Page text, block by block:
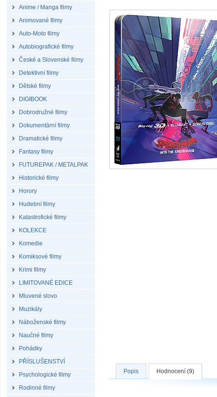
Anime / Manga filmy
Animované filmy
Auto-Moto filmy
Autobiografické filmy
České a Slovenské filmy
Detektivní filmy
Dětské filmy
DIGIBOOK
Dobrodružné filmy
Dokumentární filmy
Dramatické filmy
Fantasy filmy
FUTUREPAK / METALPAK
Historické filmy
Horory
Hudební filmy
Katastrofické filmy
KOLEKCE
Komedie
Komiksové filmy
Krimi filmy
LIMITOVANÉ EDICE
Mluvené slovo
Muzikály
Náboženské filmy
Naučné filmy
Pohádky
PŘÍSLUŠENSTVÍ
Psychologické filmy
Rodinné filmy
Popis Hodnocení (9)